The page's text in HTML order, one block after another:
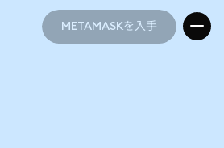
METAMASKを入手